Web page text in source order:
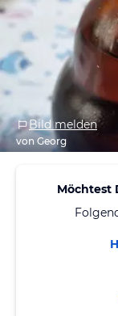
Bild melden
von Georg
Möchtest